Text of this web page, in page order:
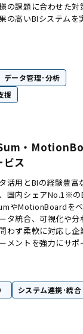
の課題に合わせた対
の高いBIシステムを
データ管理･分析
援
・
ビス
活用とBIの経験豊富
国内シェアNo.1※の
やMotionBoardを
タ統合、可視化や分
わず柔軟に対応し企
メントを強力にサポ
システム連携･統合